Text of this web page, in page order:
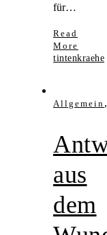
für…
Read
More
tintenkraehe
Allgemein ,
aus
dem